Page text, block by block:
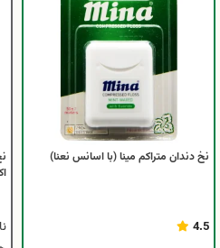
نخ دندان متراکم مینا (با اسانس نعنا)
4.5